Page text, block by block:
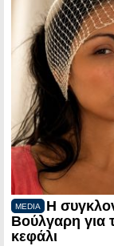
MEDIA
Η
Βούλγαρη για
κεφάλι